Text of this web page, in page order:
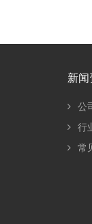
新闻
公
行
常